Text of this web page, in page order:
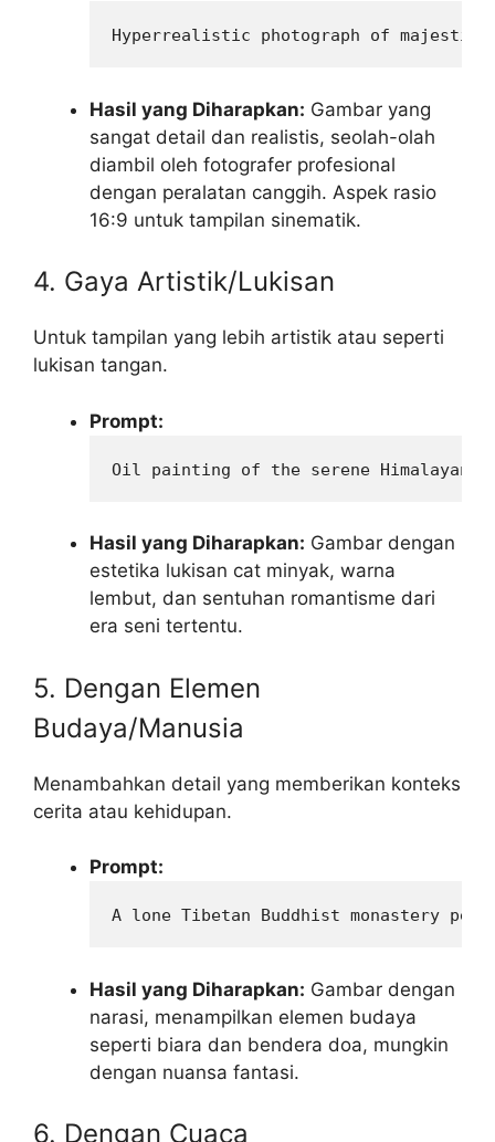
Hyperrealistic photograph of majestic
Hasil yang Diharapkan: Gambar yang
sangat detail dan realistis, seolah-olah
diambil oleh fotografer profesional
dengan peralatan canggih. Aspek rasio
16:9 untuk tampilan sinematik.
4. Gaya Artistik/Lukisan
Untuk tampilan yang lebih artistik atau seperti
lukisan tangan.
Prompt:
Oil painting of the serene
Hasil yang Diharapkan: Gambar dengan
estetika lukisan cat minyak, warna
lembut, dan sentuhan romantisme dari
era seni tertentu.
5. Dengan Elemen
Budaya/Manusia
Menambahkan detail yang memberikan konteks
cerita atau kehidupan.
Prompt:
A lone Tibetan Buddhist monastery
Hasil yang Diharapkan: Gambar dengan
narasi, menampilkan elemen budaya
seperti biara dan bendera doa, mungkin
dengan nuansa fantasi.
6. Dengan Cuaca